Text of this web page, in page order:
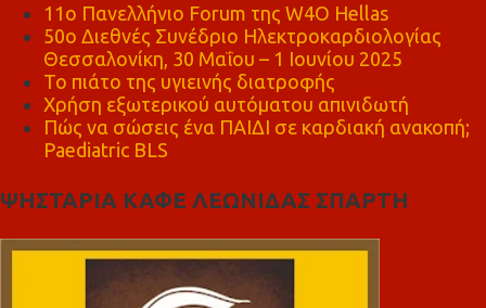
11ο Πανελλήνιο Forum της W4O Hellas
50ο Διεθνές Συνέδριο Ηλεκτροκαρδιολογίας
Θεσσαλονίκη, 30 Μαΐου – 1 Ιουνίου 2025
Το πιάτο της υγιεινής διατροφής
Χρήση εξωτερικού αυτόματου απινιδωτή
Πώς να σώσεις ένα ΠΑΙΔΙ σε καρδιακή ανακοπή;
Paediatric BLS
ΨΗΣΤΑΡΙΑ ΚΑΦΕ ΛΕΩΝΙΔΑΣ ΣΠΑΡΤΗ